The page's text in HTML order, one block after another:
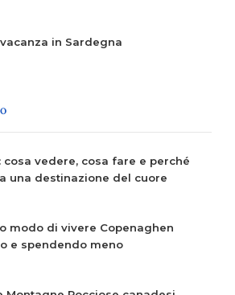
in Sardegna
cosa vedere, cosa fare e perché
una destinazione del cuore
modo di vivere Copenaghen
e spendendo meno